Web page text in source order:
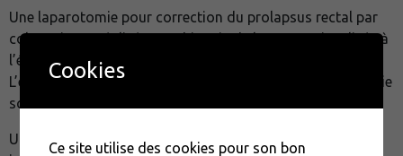
Une laparotomie pour correction du prolapsus rectal par
colopexie est réalisée. Une biopsie de la masse visualisée à
l’échographie abdominale est effectuée également.
L’examen histopathologique est en faveur d’une fibroplasie
sclérosante éosinophilique gastrointestinale féline.
Un traitement médical est mis en place en première
Cookies
Ce site utilise des cookies pour son bon